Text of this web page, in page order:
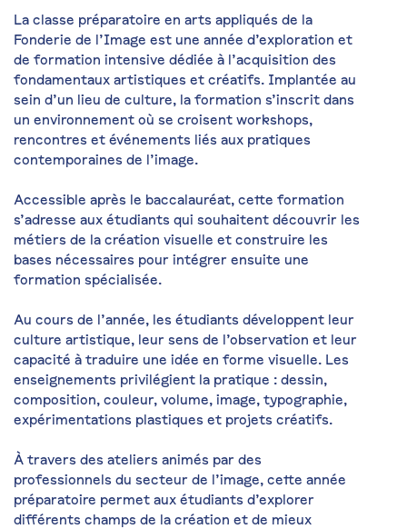
La classe préparatoire en arts appliqués de la
Fonderie de l’Image est une année d’exploration et
de formation intensive dédiée à l’acquisition des
fondamentaux artistiques et créatifs. Implantée au
sein d’un lieu de culture, la formation s’inscrit dans
un environnement où se croisent workshops,
rencontres et événements liés aux pratiques
contemporaines de l’image.
Accessible après le baccalauréat, cette formation
s’adresse aux étudiants qui souhaitent découvrir les
métiers de la création visuelle et construire les
bases nécessaires pour intégrer ensuite une
formation spécialisée.
Au cours de l’année, les étudiants développent leur
culture artistique, leur sens de l’observation et leur
capacité à traduire une idée en forme visuelle. Les
enseignements privilégient la pratique : dessin,
composition, couleur, volume, image, typographie,
expérimentations plastiques et projets créatifs.
À travers des ateliers animés par des
professionnels du secteur de l’image, cette année
préparatoire permet aux étudiants d’explorer
différents champs de la création et de mieux